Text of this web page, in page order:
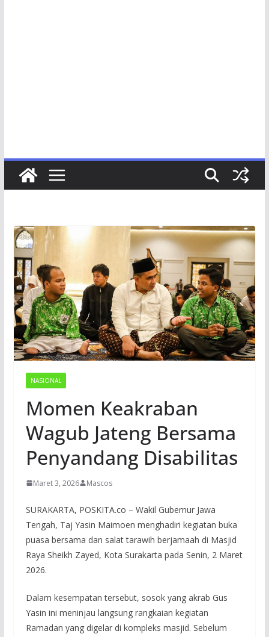
NASIONAL
Momen Keakraban
Wagub Jateng Bersama
Penyandang Disabilitas
Maret 3, 2026 Mascos
SURAKARTA, POSKITA.co – Wakil Gubernur Jawa
Tengah, Taj Yasin Maimoen menghadiri kegiatan buka
puasa bersama dan salat tarawih berjamaah di Masjid
Raya Sheikh Zayed, Kota Surakarta pada Senin, 2 Maret
2026.
Dalam kesempatan tersebut, sosok yang akrab Gus
Yasin ini meninjau langsung rangkaian kegiatan
Ramadan yang digelar di kompleks masjid. Sebelum